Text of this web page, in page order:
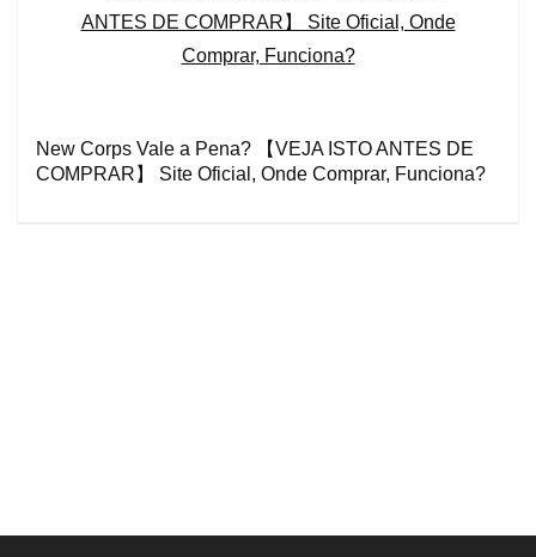
New Corps Vale a Pena? 【VEJA ISTO ANTES DE
COMPRAR】 Site Oficial, Onde Comprar, Funciona?